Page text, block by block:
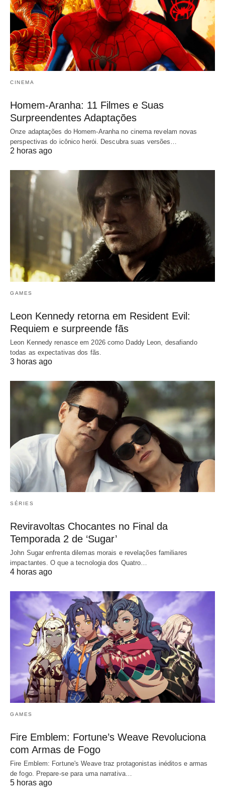
CINEMA
Homem-Aranha: 11 Filmes e Suas
Surpreendentes Adaptações
Onze adaptações do Homem-Aranha no cinema revelam novas
perspectivas do icônico herói. Descubra suas versões…
2 horas ago
GAMES
Leon Kennedy retorna em Resident Evil:
Requiem e surpreende fãs
Leon Kennedy renasce em 2026 como Daddy Leon, desafiando
todas as expectativas dos fãs.
3 horas ago
SÉRIES
Reviravoltas Chocantes no Final da
Temporada 2 de ‘Sugar’
John Sugar enfrenta dilemas morais e revelações familiares
impactantes. O que a tecnologia dos Quatro…
4 horas ago
GAMES
Fire Emblem: Fortune’s Weave Revoluciona
com Armas de Fogo
Fire Emblem: Fortune's Weave traz protagonistas inéditos e armas
de fogo. Prepare-se para uma narrativa…
5 horas ago